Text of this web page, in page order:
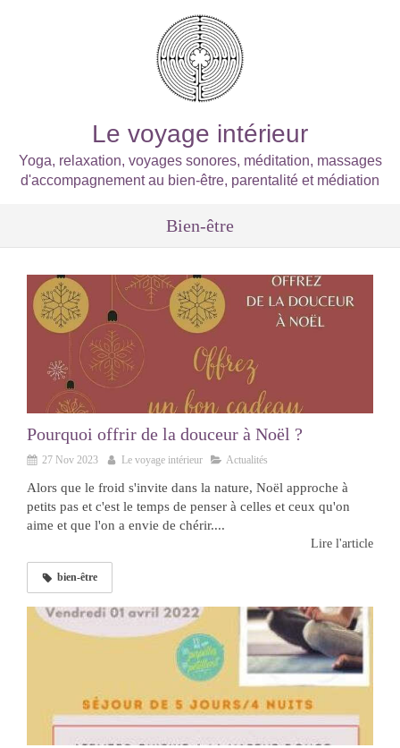
Le voyage intérieur
Yoga, relaxation, voyages sonores, méditation, massages
d'accompagnement au bien-être, parentalité et médiation
Bien-être
Pourquoi offrir de la douceur à Noël ?
27 Nov 2023 Le voyage intérieur Actualités
Alors que le froid s'invite dans la nature, Noël approche à
petits pas et c'est le temps de penser à celles et ceux qu'on
aime et que l'on a envie de chérir....
Lire l'article
bien-être